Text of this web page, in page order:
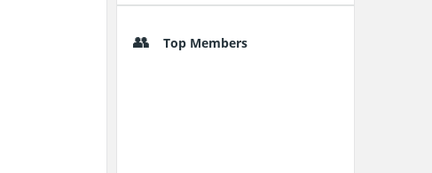
Top Members